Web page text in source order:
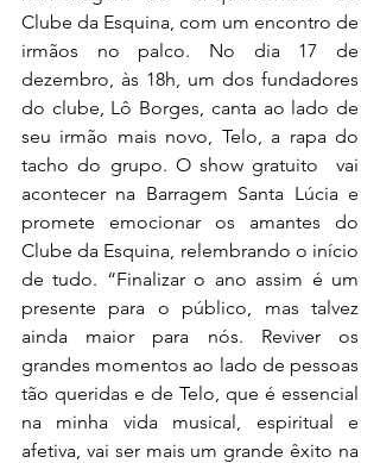
Clube da Esquina, com um encontro de
irmãos no palco. No dia 17 de
dezembro, às 18h, um dos fundadores
do clube, Lô Borges, canta ao lado de
seu irmão mais novo, Telo, a rapa do
tacho do grupo. O show gratuito  vai
acontecer na Barragem Santa Lúcia e
promete emocionar os amantes do
Clube da Esquina, relembrando o início
de tudo. “Finalizar o ano assim é um
presente para o público, mas talvez
ainda maior para nós. Reviver os
grandes momentos ao lado de pessoas
tão queridas e de Telo, que é essencial
na minha vida musical, espiritual e
afetiva, vai ser mais um grande êxito na